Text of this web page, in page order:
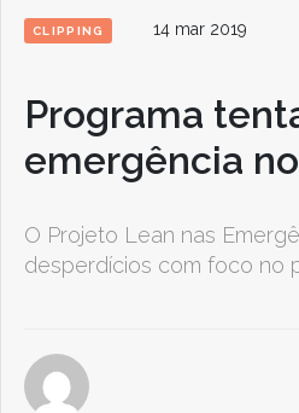
CLIPPING 14 mar 2019
Programa
emergência
O Projeto Lean nas
desperdícios com foco no